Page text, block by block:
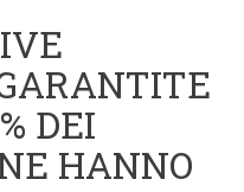
DEI
HANNO